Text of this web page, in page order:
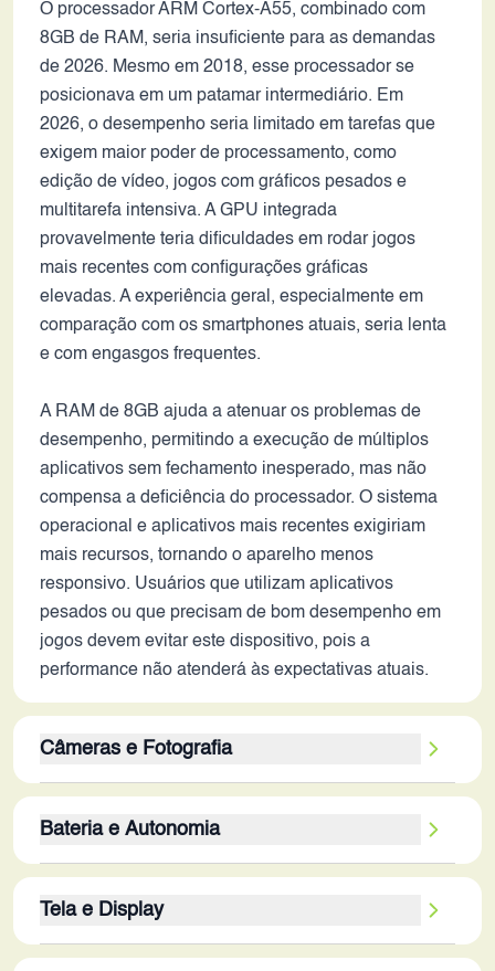
O processador ARM Cortex-A55, combinado com
8GB de RAM, seria insuficiente para as demandas
de 2026. Mesmo em 2018, esse processador se
posicionava em um patamar intermediário. Em
2026, o desempenho seria limitado em tarefas que
exigem maior poder de processamento, como
edição de vídeo, jogos com gráficos pesados e
multitarefa intensiva. A GPU integrada
provavelmente teria dificuldades em rodar jogos
mais recentes com configurações gráficas
elevadas. A experiência geral, especialmente em
comparação com os smartphones atuais, seria lenta
e com engasgos frequentes.
A RAM de 8GB ajuda a atenuar os problemas de
desempenho, permitindo a execução de múltiplos
aplicativos sem fechamento inesperado, mas não
compensa a deficiência do processador. O sistema
operacional e aplicativos mais recentes exigiriam
mais recursos, tornando o aparelho menos
responsivo. Usuários que utilizam aplicativos
pesados ou que precisam de bom desempenho em
jogos devem evitar este dispositivo, pois a
performance não atenderá às expectativas atuais.
Câmeras e Fotografia
12MP, embora fosse boa em 2018, não se compara
aos sistemas de câmeras avançados de 2026. A
condições ideais de luz, mas a ausência de
estabilização óptica e os sensores mais antigos
Bateria e Autonomia
capacidade para os padrões de 2026. A autonomia
seria limitada, especialmente com o uso de
Tela e Display